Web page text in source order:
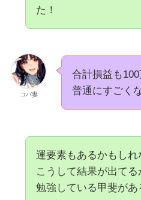
た！
コバ妻
合計損益も
普通にすごく
運要素もあるかもしれ
こうして結果が出てる
勉強している甲斐があ